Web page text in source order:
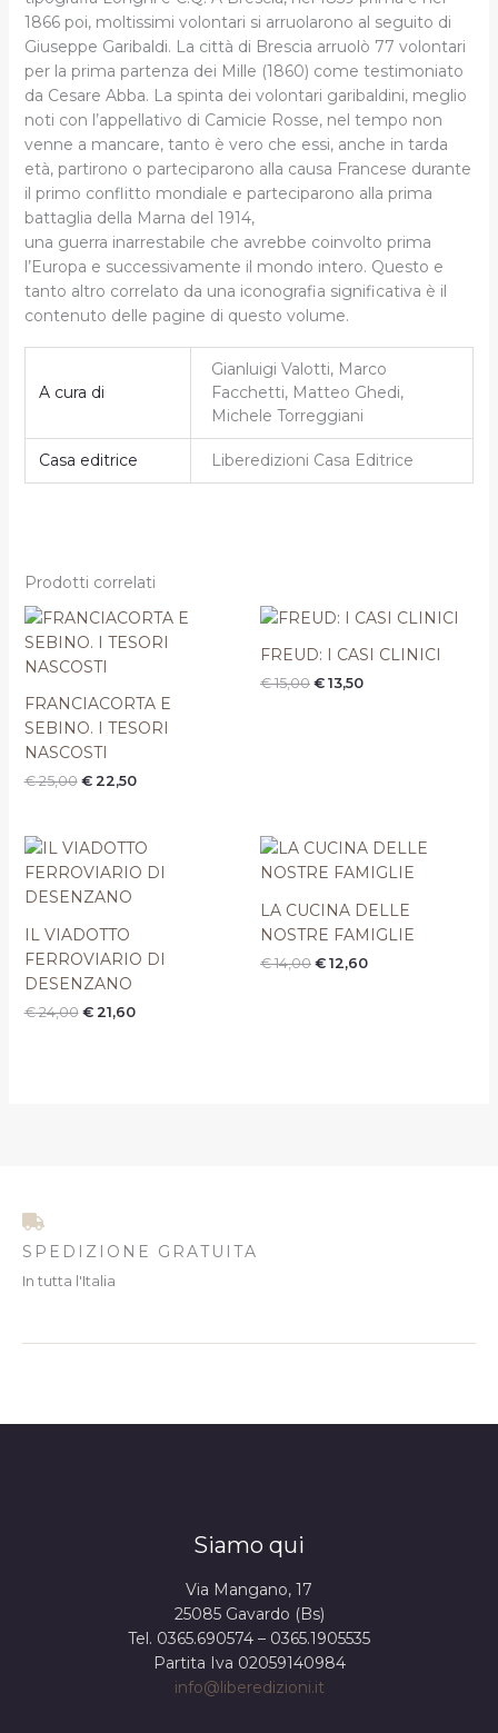
1866 poi, moltissimi volontari si arruolarono al seguito di
Giuseppe Garibaldi. La città di Brescia arruolò 77 volontari
per la prima partenza dei Mille (1860) come testimoniato
da Cesare Abba. La spinta dei volontari garibaldini, meglio
noti con l’appellativo di Camicie Rosse, nel tempo non
venne a mancare, tanto è vero che essi, anche in tarda
età, partirono o parteciparono alla causa Francese durante
il primo conflitto mondiale e parteciparono alla prima
battaglia della Marna del 1914,
una guerra inarrestabile che avrebbe coinvolto prima
l’Europa e successivamente il mondo intero. Questo e
tanto altro correlato da una iconografia significativa è il
contenuto delle pagine di questo volume.
A cura di
Gianluigi Valotti, Marco
Facchetti, Matteo Ghedi,
Michele Torreggiani
Casa editrice Liberedizioni Casa Editrice
Prodotti correlati
FRANCIACORTA E
SEBINO. I TESORI
NASCOSTI
€25,00
Il
originale
era:
€22,50
Il
attuale
FREUD: I CASI CLINICI
€15,00
Il
originale
€ 15,00.
€ 13,50
Il
attuale
€ 13,50.
IL VIADOTTO
FERROVIARIO DI
DESENZANO
€24,00
Il
originale
era:
€21,60
Il
attuale
LA CUCINA DELLE
NOSTRE FAMIGLIE
€14,00
Il
originale
€ 14,00.
€ 12,60
Il
attuale
€ 12,60.
SPEDIZIONE GRATUITA
In tutta l'Italia
Siamo qui
Via Mangano, 17
25085 Gavardo (Bs)
Tel. 0365.690574 – 0365.1905535
Partita Iva 02059140984
info@liberedizioni.it